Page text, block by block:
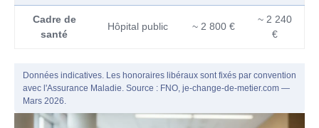
Cadre de
santé
Hôpital public ~ 2 800 €
~ 2 240
€
Données indicatives. Les honoraires libéraux sont fixés par convention
avec l'Assurance Maladie. Source : FNO, je-change-de-metier.com —
Mars 2026.